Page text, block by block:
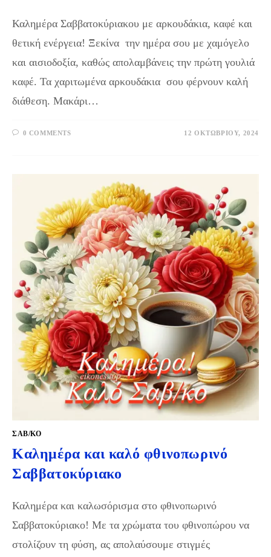
Καλημέρα Σαββατοκύριακου με αρκουδάκια, καφέ και
θετική ενέργεια! Ξεκίνα την ημέρα σου με χαμόγελο
και αισιοδοξία, καθώς απολαμβάνεις την πρώτη γουλιά
καφέ. Τα χαριτωμένα αρκουδάκια σου φέρνουν καλή
διάθεση. Μακάρι…
0 COMMENTS 12 ΟΚΤΩΒΡΊΟΥ, 2024
ΣΑΒ/ΚΟ
Καλημέρα και καλό φθινοπωρινό
Σαββατοκύριακο
Καλημέρα και καλωσόρισμα στο φθινοπωρινό
Σαββατοκύριακο! Με τα χρώματα του φθινοπώρου να
στολίζουν τη φύση, ας απολαύσουμε στιγμές